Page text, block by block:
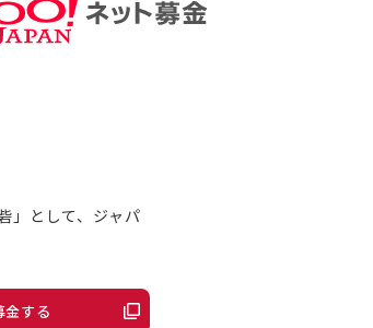
」として、ジャパ
する